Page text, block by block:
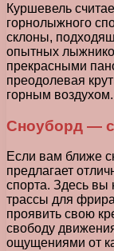
Куршевель
горнолыжного
склоны,
опытных
прекрасными
преодолевая
горным воздухом.
Сноуборд —
Если вам ближе
предлагает
спорта. Здесь вы
трассы для
проявить свою
свободу
ощущениями от